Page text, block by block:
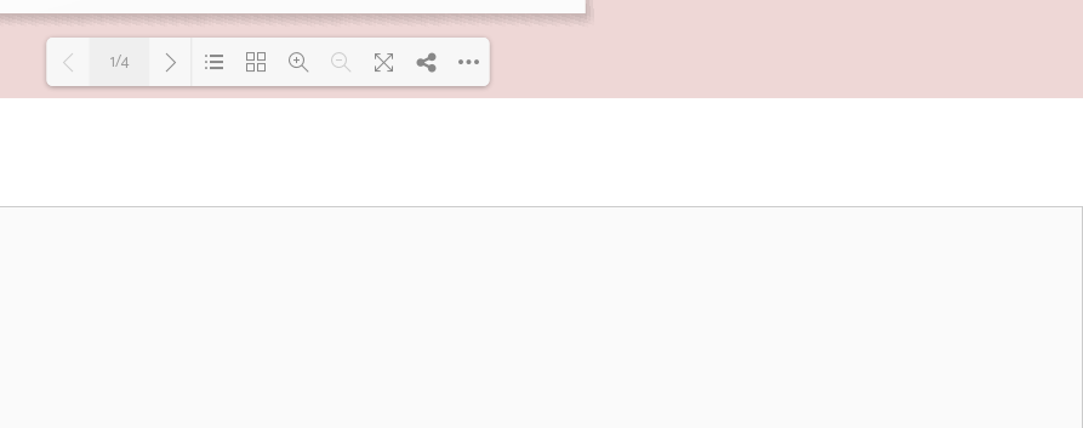
1/4